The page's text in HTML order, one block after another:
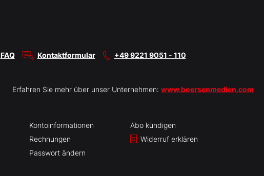
FAQ Kontaktformular +49 9221 9051 - 110
Erfahren Sie mehr über unser Unternehmen: www.boersenmedien.com
Kontoinformationen
Rechnungen
Passwort ändern
Abo kündigen
Widerruf erklären